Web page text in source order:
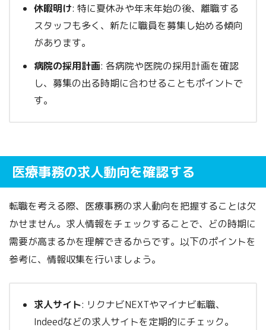
休暇明け: 特に夏休みや年末年始の後、離職する
スタッフも多く、新たに職員を募集し始める傾向
があります。
病院の採用計画: 各病院や医院の採用計画を確認
し、募集の出る時期に合わせることもポイントで
す。
医療事務の求人動向を確認する
転職を考える際、医療事務の求人動向を把握することは欠
かせません。求人情報をチェックすることで、どの時期に
需要が高まるかを理解できるからです。以下のポイントを
参考に、情報収集を行いましょう。
求人サイト: リクナビNEXTやマイナビ転職、
Indeedなどの求人サイトを定期的にチェック。